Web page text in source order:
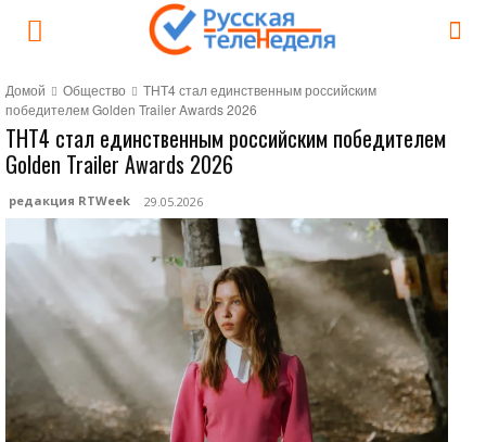
Домой Общество
ТНТ4 стал единственным российским
победителем Golden Trailer Awards 2026
ТНТ4 стал единственным российским победителем
Golden Trailer Awards 2026
редакция RTWeek 29.05.2026